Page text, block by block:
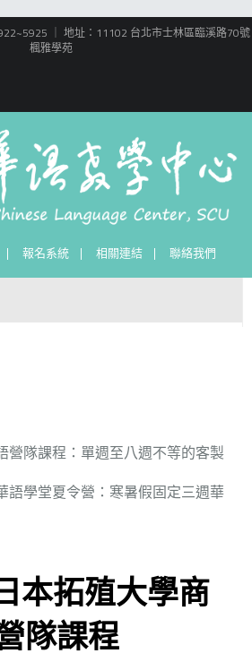
｜ 地址：11102 台北市士林區臨溪路70號
楓雅學苑
報名系統 相關連結 聯絡我們
營隊課程：單週至八週不等的客製
語學堂夏令營：寒暑假固定三週華
本拓殖大學商
隊課程